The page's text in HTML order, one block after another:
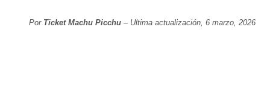
Por Ticket Machu Picchu– Ultima actualización, 6 marzo, 2026